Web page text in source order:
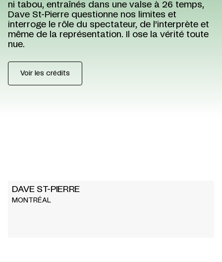
ni tabou, entraînés dans une valse à 26 temps,
Dave St-Pierre questionne nos limites et
interroge le rôle du spectateur, de l’interprète et
même de la représentation. Il ose la vérité toute
nue.
Voir les crédits
DAVE ST-PIERRE
MONTRÉAL